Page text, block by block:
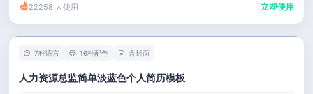
22258 人使用 立即使用
7种语言 16种配色 含封面
人力资源总监简单淡蓝色个人简历模板